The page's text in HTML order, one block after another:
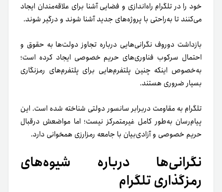
خود را در تلگرام راه‌اندازی و فضایی آشنا برای علاقه‌مندان ایجاد
می‌کنند تا به‌راحتی با پروژه‌های جدید آشنا شوند و درگیر شوند.
بازداشت دوروف نگرانی‌هایی درباره تجاوز دولت‌ها به حقوق و
احتمال سرکوب فناوری‌های حریم خصوصی ایجاد کرده ‌است؛
به‌خصوص اینکه چنین پلتفرم‌ها‌یی برای پلتفرم‌های رمزنگاری
بسیار ضروری هستند.
تلگرام به‌ مقاومت در‌برابر سانسور دولتی شناخته شده است. این
پیام‌رسان به‌طور کامل غیرمتمرکز نیست؛ اما مواضعش درقبال
حریم خصوصی و آزادی‌بیان با جامعه رمزارزی همخوانی دارد.
نگرانی‌ها درباره شیوه‌های
رمزگذاری تلگرام